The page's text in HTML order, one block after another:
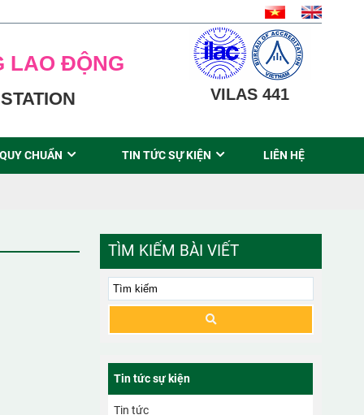
LAO ĐỘNG
VILAS 441
CHUẨN TIN TỨC SỰ KIỆN LIÊN HỆ
TÌM KIẾM BÀI VIẾT
Tin tức sự kiện
Tin tức